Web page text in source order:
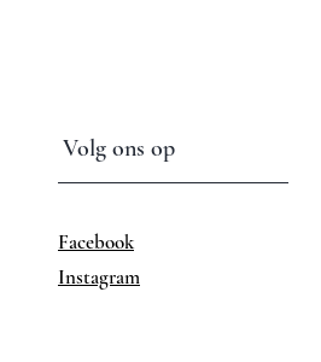
Volg ons op
Facebook
Instagram